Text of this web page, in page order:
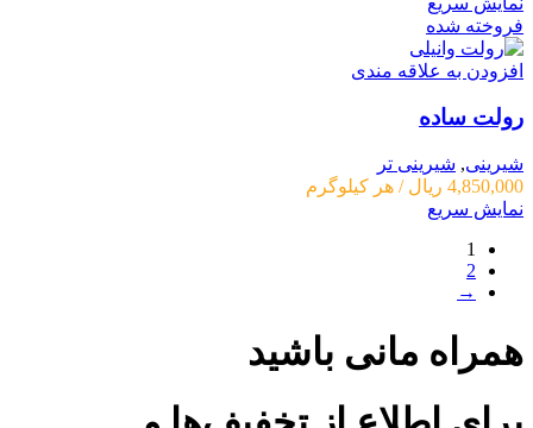
فروخته شده
افزودن به علاقه مندی
رولت ساده
شیرینی, شیرینی تر
4,850,000 ریال / هر کیلوگرم
نمایش سریع
1
2
→
همراه مانی باشید